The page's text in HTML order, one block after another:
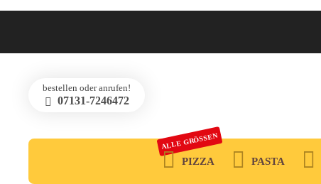
bestellen oder anrufen!
07131-7246472
PIZZA
ALLE GRÖSSEN
PASTA